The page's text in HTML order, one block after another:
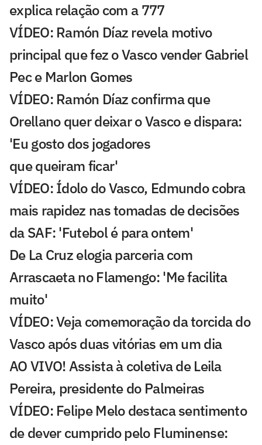
explica relação com a 777
VÍDEO: Ramón Díaz revela motivo
principal que fez o Vasco vender Gabriel
Pec e Marlon Gomes
VÍDEO: Ramón Díaz confirma que
Orellano quer deixar o Vasco e dispara:
'Eu gosto dos jogadores
que queiram ficar'
VÍDEO: Ídolo do Vasco, Edmundo cobra
mais rapidez nas tomadas de decisões
da SAF: 'Futebol é para ontem'
De La Cruz elogia parceria com
Arrascaeta no Flamengo: 'Me facilita
muito'
VÍDEO: Veja comemoração da torcida do
Vasco após duas vitórias em um dia
AO VIVO! Assista à coletiva de Leila
Pereira, presidente do Palmeiras
VÍDEO: Felipe Melo destaca sentimento
de dever cumprido pelo Fluminense: